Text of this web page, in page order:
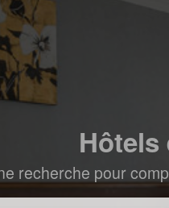
Hôtels
recherche pour